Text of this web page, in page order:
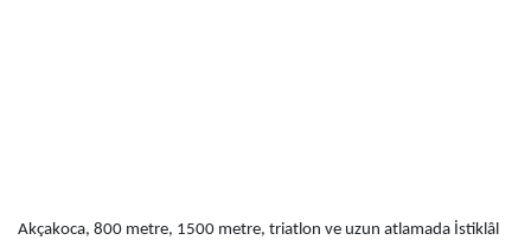
Akçakoca, 800 metre, 1500 metre, triatlon ve uzun atlamada İstiklâl